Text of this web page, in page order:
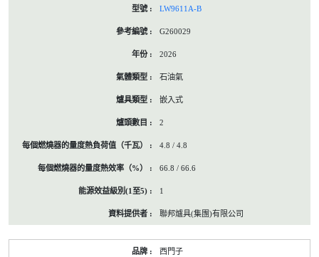
LW9611A-B
G260029
2026
石油氣
嵌入式
2
4.8 / 4.8
66.8 / 66.6
1
聯邦爐具(集團)有限公司
西門子